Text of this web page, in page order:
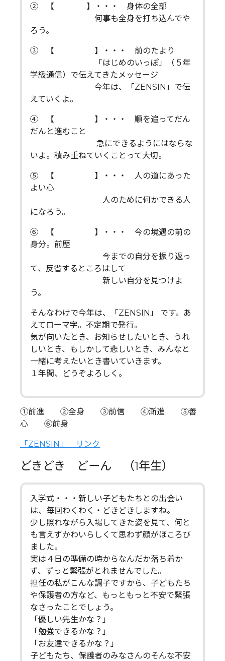
② 【 】・・・ 身体の全部
何事も全身を打ち込んでや
ろう。
③ 【 】・・・ 前のたより
「はじめのいっぽ」（５年
学級通信）で伝えてきたメッセージ
今年は、「ZENSIN」で伝
えていくよ。
④ 【 】・・・ 順を追ってだん
だんと進むこと
急にできるようにはならな
いよ。積み重ねていくことって大切。
⑤ 【 】・・・ 人の道にあった
よい心
人のために何かできる人
になろう。
⑥ 【 】・・・ 今の境遇の前の
身分。前歴
今までの自分を振り返っ
て、反省するところはして
新しい自分を見つけよ
う。
そんなわけで今年は、「ZENSIN」 です。あ
えてローマ字。不定期で発行。
気が向いたとき、お知らせしたいとき、うれ
しいとき、もしかして悲しいとき、みんなと
一緒に考えたいとき書いていきます。
１年間、どうぞよろしく。
①前進 ②全身 ③前信 ④漸進 ⑤善
心 ⑥前身
「ZENSIN」 リンク
どきどき どーん （1年生）
入学式・・・新しい子どもたちとの出会い
は、毎回わくわく・どきどきしますね。
少し照れながら入場してきた姿を見て、何と
も言えずかわいらしくて思わず顔がほころび
ました。
実は４日の準備の時からなんだか落ち着か
ず、ずっと緊張がとれませんでした。
担任の私がこんな調子ですから、子どもたち
や保護者の方など、もっともっと不安で緊張
なさったことでしょう。
「優しい先生かな？」
「勉強できるかな？」
「お友達できるかな？」
子どもたち、保護者のみなさんのそんな不安